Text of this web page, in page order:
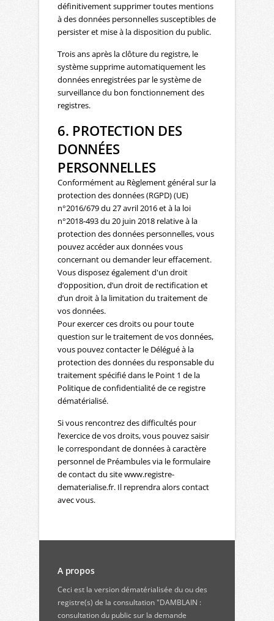
définitivement supprimer toutes mentions
à des données personnelles susceptibles de
persister et mise à la disposition du public.
Trois ans après la clôture du registre, le
système supprime automatiquement les
données enregistrées par le système de
surveillance du bon fonctionnement des
registres.
6. PROTECTION DES
DONNÉES
PERSONNELLES
Conformément au Règlement général sur la
protection des données (RGPD) (UE)
n°2016/679 du 27 avril 2016 et à la loi
n°2018-493 du 20 juin 2018 relative à la
protection des données personnelles, vous
pouvez accéder aux données vous
concernant ou demander leur effacement.
Vous disposez également d'un droit
d’opposition, d’un droit de rectification et
d’un droit à la limitation du traitement de
vos données.
Pour exercer ces droits ou pour toute
question sur le traitement de vos données,
vous pouvez contacter le Délégué à la
protection des données du responsable du
traitement spécifié dans le Point 1 de la
Politique de confidentialité de ce registre
dématérialisé.
Si vous rencontrez des difficultés pour
l’exercice de vos droits, vous pouvez saisir
le correspondant de données à caractère
personnel de Préambules via le formulaire
de contact du site www.registre-
dematerialise.fr. Il reprendra alors contact
avec vous.
A propos
Ceci est la version dématérialisée du ou des
registre(s) de la consultation "DAMBLAIN :
consultation du public sur la demande